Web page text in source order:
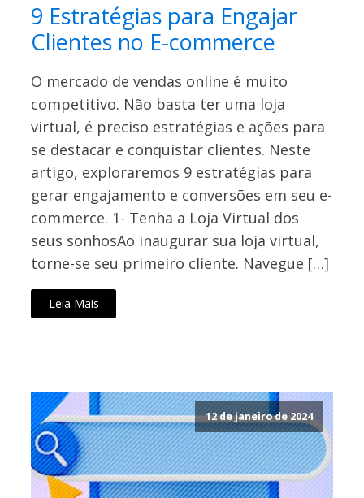
9 Estratégias para Engajar
Clientes no E-commerce
O mercado de vendas online é muito
competitivo. Não basta ter uma loja
virtual, é preciso estratégias e ações para
se destacar e conquistar clientes. Neste
artigo, exploraremos 9 estratégias para
gerar engajamento e conversões em seu e-
commerce. 1- Tenha a Loja Virtual dos
seus sonhosAo inaugurar sua loja virtual,
torne-se seu primeiro cliente. Navegue […]
Leia Mais
12 de janeiro de 2024